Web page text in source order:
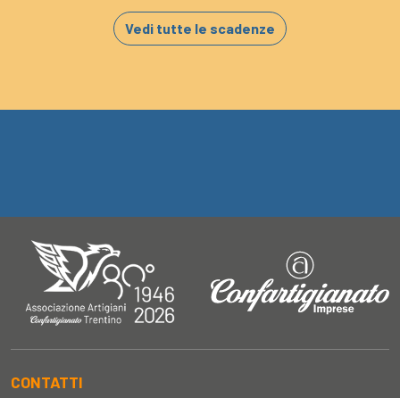
Vedi tutte le scadenze
CONTATTI